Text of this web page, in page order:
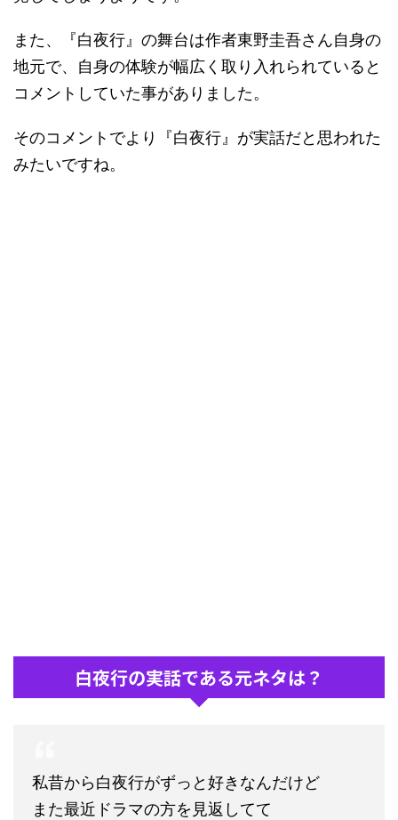
また、『白夜行』の舞台は作者東野圭吾さん自身の
地元で、自身の体験が幅広く取り入れられていると
コメントしていた事がありました。
そのコメントでより『白夜行』が実話だと思われた
みたいですね。
白夜行の実話である元ネタは？
私昔から白夜行がずっと好きなんだけど
また最近ドラマの方を見返してて